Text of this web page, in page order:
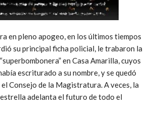
en pleno apogeo, en los últimos tiempos
su principal ficha policial, le trabaron la
en Casa Amarilla, cuyos
escriturado a su nombre, y se quedó
el Consejo de la Magistratura. A veces, la
adelanta el futuro de todo el